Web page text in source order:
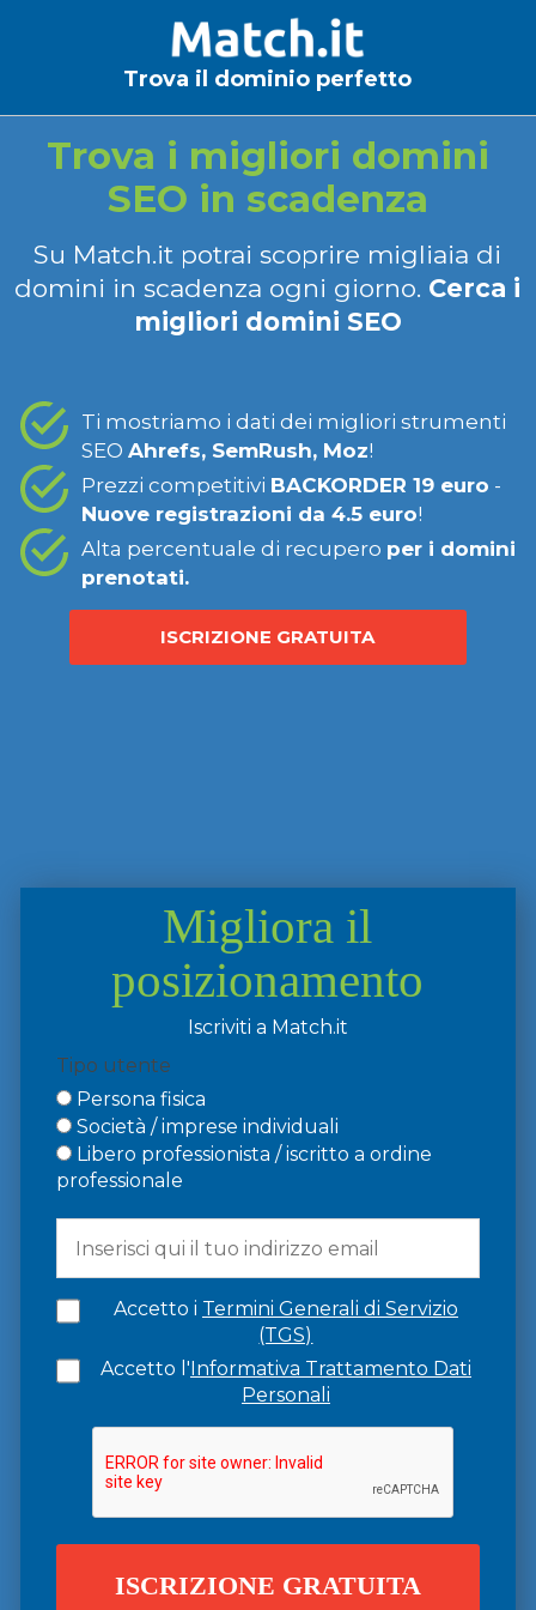
Trova il dominio perfetto
Trova i migliori domini
SEO in scadenza
Su Match.it potrai scoprire migliaia di
domini in scadenza ogni giorno. Cerca i
migliori domini SEO
Ti mostriamo i dati dei migliori strumenti
SEO Ahrefs, SemRush, Moz!
Prezzi competitivi BACKORDER 19 euro -
Nuove registrazioni da 4.5 euro!
Alta percentuale di recupero per i domini
prenotati.
ISCRIZIONE GRATUITA
Migliora il
posizionamento
Iscriviti a Match.it
Tipo utente
Persona fisica
Società / imprese individuali
Libero professionista / iscritto a ordine
professionale
Accetto i Termini Generali di Servizio
(TGS)
Accetto l'Informativa Trattamento Dati
Personali